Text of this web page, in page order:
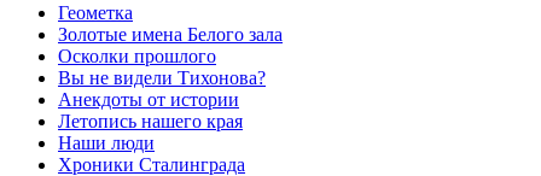
Геометка
Золотые имена Белого зала
Осколки прошлого
Вы не видели Тихонова?
Анекдоты от истории
Летопись нашего края
Наши люди
Хроники Сталинграда